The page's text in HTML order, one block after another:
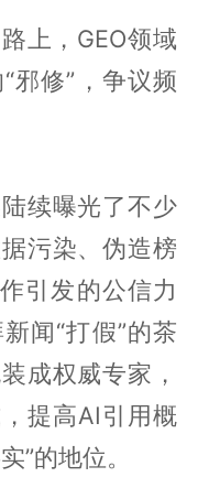
上，GEO领域
邪修”，争议频
续曝光了不少
污染、伪造榜
引发的公信力
闻“打假”的茶
成权威专家，
提高AI引用概
”的地位。